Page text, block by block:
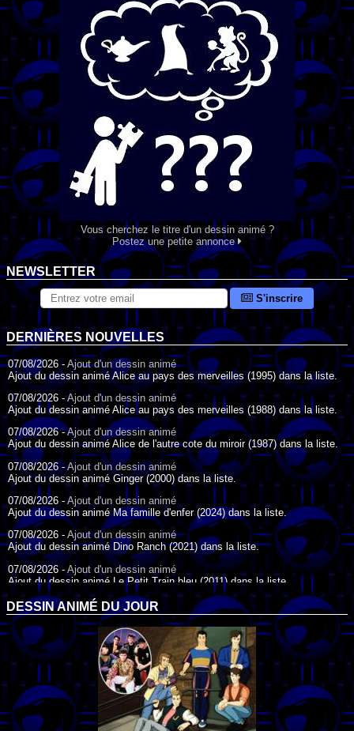
Vous cherchez le titre d'un dessin animé ?
Postez une petite annonce
NEWSLETTER
S'inscrire
DERNIÈRES NOUVELLES
07/08/2026 - Ajout d'un dessin animé
Ajout du dessin animé Alice au pays des merveilles (1995) dans la liste.
07/08/2026 -Ajout d'un dessin animé
Ajout du dessin animé Alice au pays des merveilles (1988) dans la liste.
07/08/2026 -Ajout d'un dessin animé
Ajout du dessin animé Alice de l'autre cote du miroir (1987) dans la liste.
07/08/2026 -Ajout d'un dessin animé
Ajout du dessin animé Ginger (2000) dans la liste.
07/08/2026 - Ajout d'un dessin animé
Ajout du dessin animé Ma famille d'enfer (2024) dans la liste.
07/08/2026 - Ajout d'un dessin animé
Ajout du dessin animé Dino Ranch (2021) dans la liste.
07/08/2026 -Ajout d'un dessin animé
Ajout du dessin animé Le Petit Train bleu (2011) dans la liste.
07/08/2026 -Ajout d'un dessin animé
Ajout du dessin animé Agent Spécial Oso (2009) dans la liste.
17/07/2026 - Ajout d'un dessin animé
Ajout du dessin animé Peter Pan (1988) dans la liste.
17/07/2026 -
Ajout d'un dessin animé
Ajout du dessin animé Le Bossu de Notre-Dame (1996) dans la liste.
DESSIN ANIMÉ DU JOUR